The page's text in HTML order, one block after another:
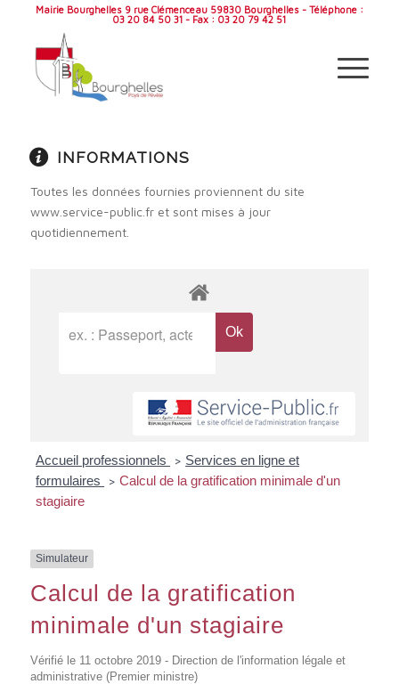
Mairie Bourghelles 9 rue Clémenceau 59830 Bourghelles - Téléphone :
03 20 84 50 31 - Fax : 03 20 79 42 51
INFORMATIONS
Toutes les données fournies proviennent du site
www.service-public.fr et sont mises à jour
quotidiennement.
Accueil professionnels > Services en ligne et
formulaires
> Calcul de la gratification minimale d'un
stagiaire
Simulateur
Calcul de la gratification
minimale d'un stagiaire
Vérifié le 11 octobre 2019 - Direction de l'information légale et
administrative (Premier ministre)